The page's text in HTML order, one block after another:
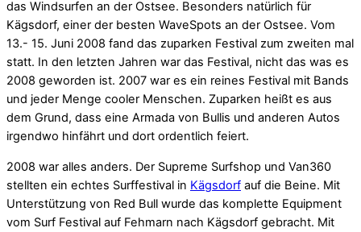
das Windsurfen an der Ostsee. Besonders natürlich für
Kägsdorf, einer der besten WaveSpots an der Ostsee. Vom
13.- 15. Juni 2008 fand das zuparken Festival zum zweiten mal
statt. In den letzten Jahren war das Festival, nicht das was es
2008 geworden ist. 2007 war es ein reines Festival mit Bands
und jeder Menge cooler Menschen. Zuparken heißt es aus
dem Grund, dass eine Armada von Bullis und anderen Autos
irgendwo hinfährt und dort ordentlich feiert.
2008 war alles anders. Der Supreme Surfshop und Van360
stellten ein echtes Surffestival in Kägsdorf auf die Beine. Mit
Unterstützung von Red Bull wurde das komplette Equipment
vom Surf Festival auf Fehmarn nach Kägsdorf gebracht. Mit